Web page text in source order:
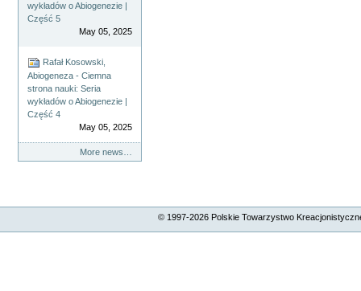
wykładów o Abiogenezie |
Część 5
May 05, 2025
Rafał Kosowski,
Abiogeneza - Ciemna
strona nauki: Seria
wykładów o Abiogenezie |
Część 4
May 05, 2025
More news…
© 1997-2026Polskie Towarzystwo